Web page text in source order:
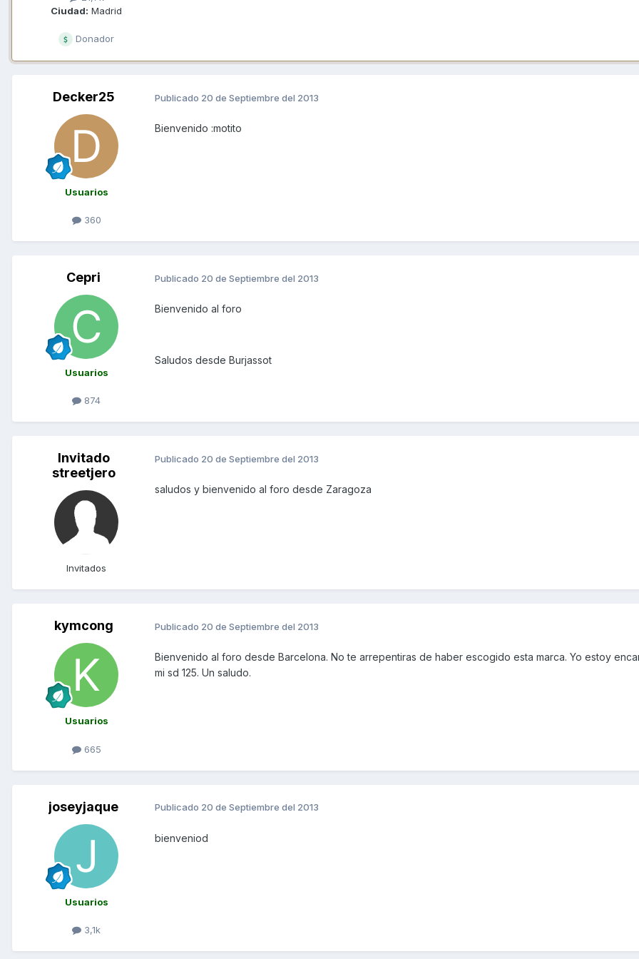
Ciudad: Madrid
Donador
Decker25
Usuarios
360
Publicado 20 de Septiembre del 2013
Bienvenido :motito
Cepri
Usuarios
874
Publicado 20 de Septiembre del 2013
Bienvenido al foro
Saludos desde Burjassot
Invitado
streetjero
Invitados
Publicado 20 de Septiembre del 2013
saludos y bienvenido al foro desde Zaragoza
kymcong
Usuarios
665
Publicado 20 de Septiembre del 2013
Bienvenido al foro desde Barcelona. No te arrepentiras de haber escogido esta marca. Yo estoy
mi sd 125. Un saludo.
joseyjaque
Usuarios
3,1k
Publicado 20 de Septiembre del 2013
bienveniod